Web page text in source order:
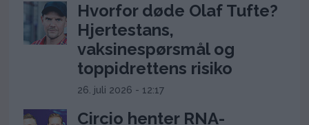
Hvorfor døde Olaf Tufte?
Hjertestans,
vaksinespørsmål og
toppidrettens risiko
26. juli 2026 - 12:17
Circio henter RNA-